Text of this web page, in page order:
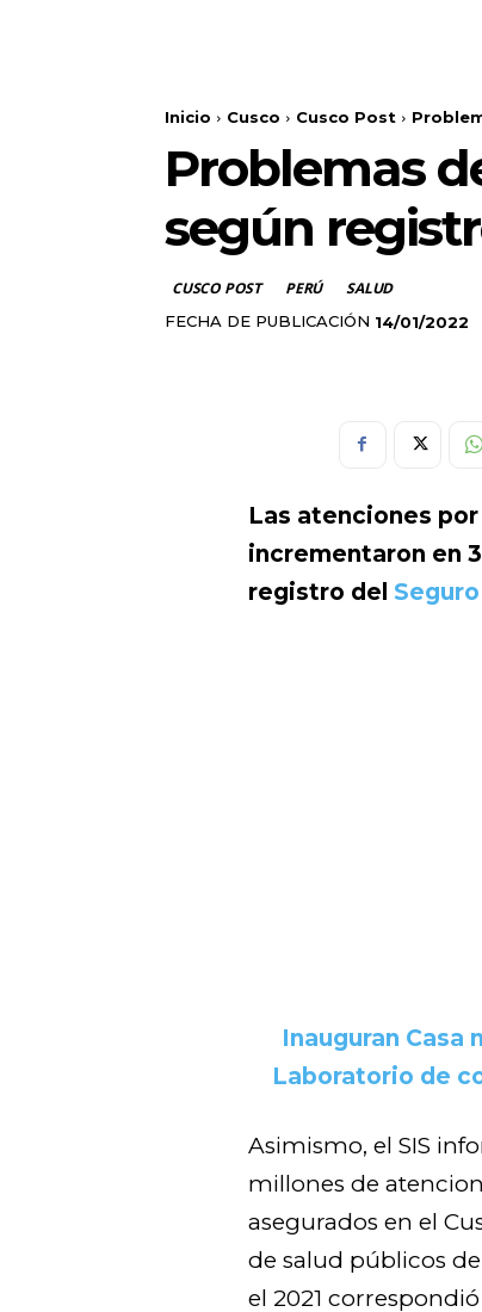
Inicio Cusco Cusco Post
Problemas
según
CUSCO POST PERÚ SALUD
FECHA DE PUBLICACIÓN 14/01/2022
Las atenciones
incrementaron en
registro del
Inauguran Casa
Laboratorio de
Asimismo, el SIS
millones de
asegurados en el
de salud públicos
el 2021